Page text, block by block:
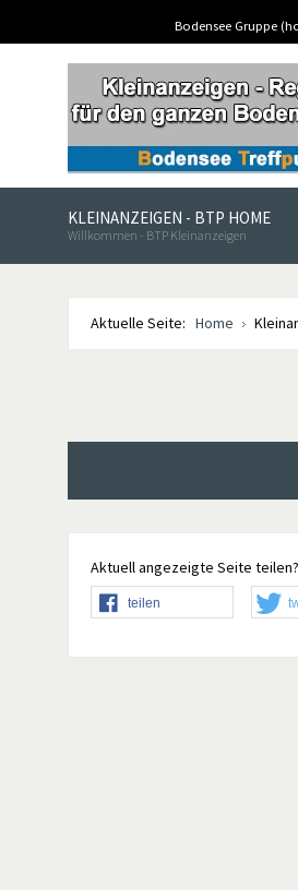
Bodensee Gruppe
KLEINANZEIGEN - BTP HOME
Willkommen - BTP Kleinanzeigen
Aktuelle Seite: Home
Aktuell angezeigte Seite
teilen